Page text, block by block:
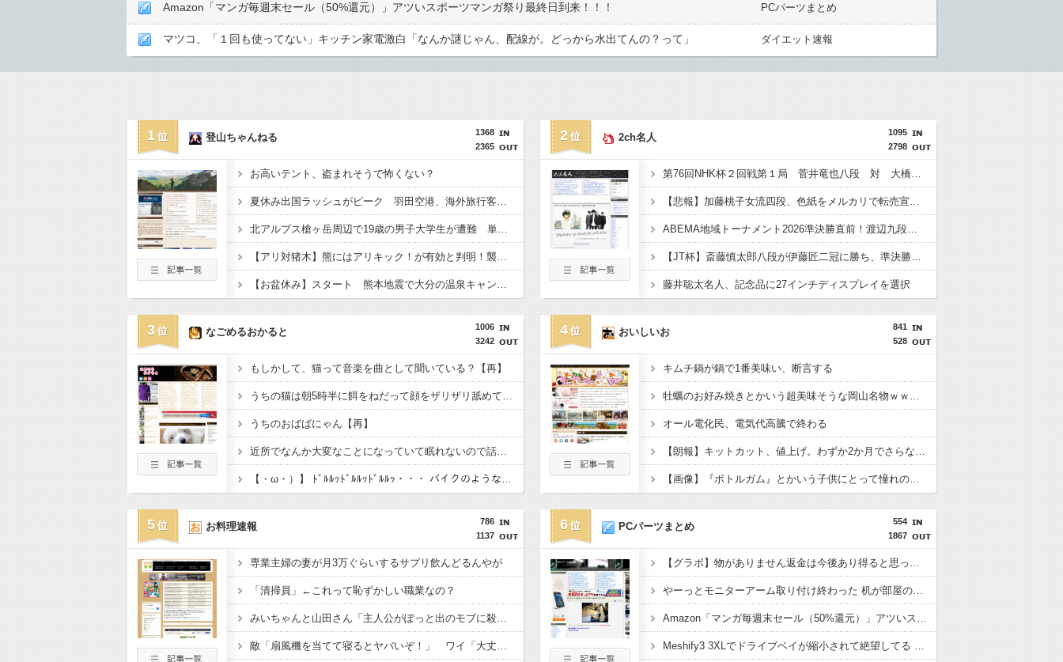
Amazon「マンガ毎週末セール（50%還元）」アツいスポーツマンガ祭り最終日到来！！！ PCパーツまとめ
マツコ、「１回も使ってない」キッチン家電激白「なんか謎じゃん、配線が。どっから水出てんの？って」 ダイエット速報
1
1368
2365
登山ちゃんねる
お高いテント、盗まれそうで怖くない？
夏休み出国ラッシュがピーク 羽田空港、海外旅行客で混雑
北アルプス槍ヶ岳周辺で19歳の男子大学生が遭難 単独で1泊2日の予定で入山も連絡取れず 警察が9日以降捜索予定
【アリ対猪木】熊にはアリキック！が有効と判明！襲われた男性「アリキックで追っ払った」
【お盆休み】スタート 熊本地震で大分の温泉キャンセル相次ぐ 被害なしでも旅行先変更
2
1095
2798
2ch名人
第76回NHK杯２回戦第１局 菅井竜也八段 対 大橋貴洸七段
【悲報】加藤桃子女流四段、色紙をメルカリで転売宣言される????
ABEMA地域トーナメント2026準決勝直前！渡辺九段のガチ優勝予想＆予選丸わかりＳP
【JT杯】斎藤慎太郎八段が伊藤匠二冠に勝ち、準決勝進出
藤井聡太名人、記念品に27インチディスプレイを選択
3
1006
3242
なごめるおかると
もしかして、猫って音楽を曲として聞いている？【再】
うちの猫は朝5時半に餌をねだって顔をザリザリ舐めて起こしてくれます。 みなさんの猫は朝ごはん何時ですか？【再】
うちのおばばにゃん【再】
近所でなんか大変なことになっていて眠れないので話を聞いてくれ。寝ようとしたら、外で切羽詰まったような声で泣くニャンコの声がする。【再】
【・ω・）】 ﾄﾞﾙﾙｯﾄﾞﾙﾙｯﾄﾞﾙﾙｯ・・・ バイクのような大音量は・・・【再】
4
841
528
おいしいお
キムチ鍋が鍋で1番美味い、断言する
牡蠣のお好み焼きとかいう超美味そうな岡山名物ｗｗｗｗ
オール電化民、電気代高騰で終わる
【朗報】キットカット、値上げ。わずか2か月でさらなる値上げ
【画像】『ボトルガム』とかいう子供にとって憧れの食い物ｗｗｗｗｗ
5
786
1137
お料理速報
専業主婦の妻が月3万ぐらいするサプリ飲んどるんやが
「清掃員」←これって恥ずかしい職業なの？
みいちゃんと山田さん「主人公がぽっと出のモブに殺されて終わります」←これ
敵「扇風機を当てて寝るとヤバいぞ！」 ワイ「大丈夫やろｗｗｗ」扇風機ﾎﾟﾁｰ
6
554
1867
PCパーツまとめ
【グラボ】物がありません返金は今後あり得ると思ってるのでサブの用意はしておこうな
やーっとモニターアーム取り付け終わった 机が部屋の角だったので大変だったわ(´・ω・｀)
Amazon「マンガ毎週末セール（50%還元）」アツいスポーツマンガ祭り最終日到来！！！
Meshify3 3XLでドライブベイが縮小されて絶望してる Define8 XL頼む…！